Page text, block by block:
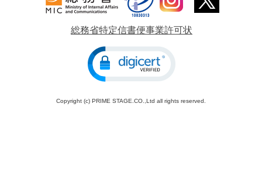
総務省特定信書便事業許可状
Copyright (c) PRIME STAGE.CO.,Ltd all rights reserved.